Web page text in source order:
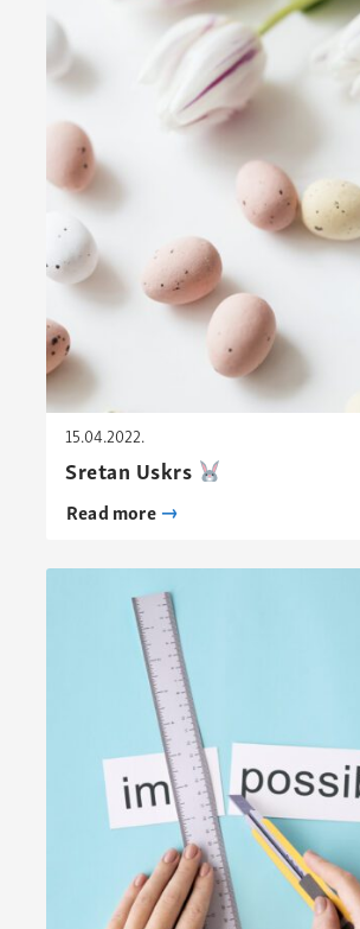
15.04.2022.
Sretan Uskrs
Read more